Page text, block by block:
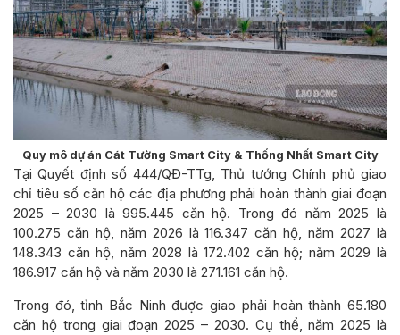
Quy mô dự án Cát Tường Smart City & Thống Nhất Smart City
Tại Quyết định số 444/QĐ-TTg, Thủ tướng Chính phủ giao
chỉ tiêu số căn hộ các địa phương phải hoàn thành giai đoạn
2025 – 2030 là 995.445 căn hộ. Trong đó năm 2025 là
100.275 căn hộ, năm 2026 là 116.347 căn hộ, năm 2027 là
148.343 căn hộ, năm 2028 là 172.402 căn hộ; năm 2029 là
186.917 căn hộ và năm 2030 là 271.161 căn hộ.
Trong đó, tỉnh Bắc Ninh được giao phải hoàn thành 65.180
căn hộ trong giai đoạn 2025 – 2030. Cụ thể, năm 2025 là